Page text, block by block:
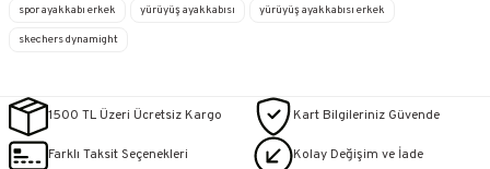
spor ayakkabı erkek yürüyüş ayakkabısı yürüyüş ayakkabısı erkek
skechers dynamight
1500 TL Üzeri Ücretsiz Kargo Kart Bilgileriniz Güvende
Farklı Taksit Seçenekleri Kolay Değişim ve İade